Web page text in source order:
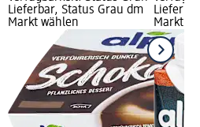
Lieferbar, Status Grau dm
Markt wählen
Markt